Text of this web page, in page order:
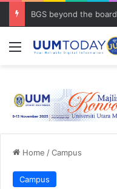
Menu
Home /Campus
Campus